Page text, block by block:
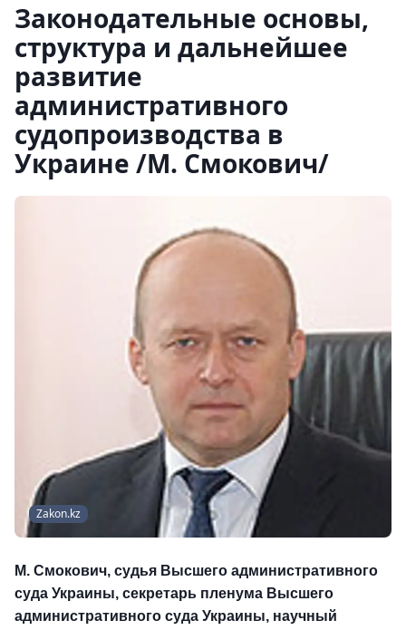
Законодательные основы,
структура и дальнейшее
развитие
административного
судопроизводства в
Украине /М. Смокович/
Zakon.kz
М. Смокович, судья Высшего административного
суда Украины, секретарь пленума Высшего
административного суда Украины, научный